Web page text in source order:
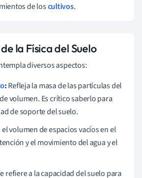
de loscultivos.
la Física del Suelo
diversos aspectos:
:Refleja la masa de las partículas del
volumen. Es crítico saberlo para
de soporte del suelo.
el volumen de espacios vacíos en el
y el movimiento del agua y el
refiere a la capacidad del suelo para